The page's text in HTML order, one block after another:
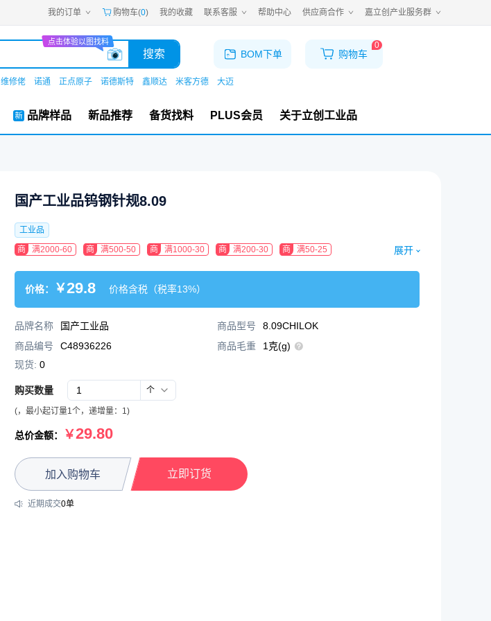
我的订单 购物车(0) 我的收藏 联系客服 帮助中心 供应商合作 嘉立创产业服务群
嘉立创PCB
嘉立创SMT
嘉立创EDA
嘉立创社区
点击体验以图找料
搜索
维修佬 诺通 正点原子 诺德斯特 鑫顺达 米客方德 大迈
BOM下单 购物车
0
品牌样品 新品推荐 备货找料 PLUS会员 关于立创工业品
国产工业品钨钢针规8.09
工业品
商
满2000-60 商 满500-50 商 满1000-30 商 满200-30 商 满50-25 展开
价格： ￥29.8 价格含税（税率13%）
品牌名称 国产工业品 商品型号
8.09CHILOK
商品编号
C48936226 商品毛重
1克(g)
现货: 0
购买数量 个
(， 最小起订量1个，递增量： 1)
总价金额： ￥29.80
加入购物车 立即订货
近期成交0单